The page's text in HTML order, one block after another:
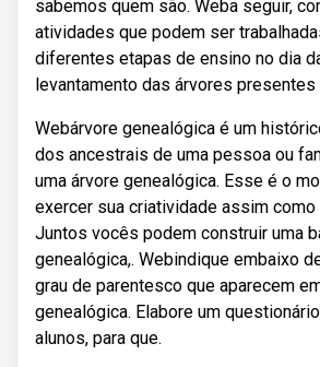
sabemos quem são. Weba seguir,
atividades que podem ser
diferentes etapas de ensino no dia
levantamento das árvores presentes
Webárvore genealógica é um
dos ancestrais de uma pessoa ou
uma árvore genealógica. Esse é o
exercer sua criatividade assim como
Juntos vocês podem construir uma
genealógica,. Webindique embaixo
grau de parentesco que aparecem
genealógica. Elabore um
alunos, para que.